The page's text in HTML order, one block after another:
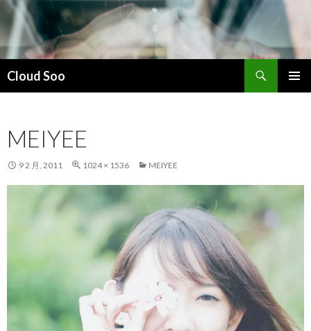
Cloud Soo
索
文
MEIYEE
9 2 月, 2011 1024 × 1536 MEIYEE